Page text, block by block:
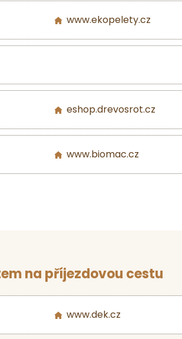
www.ekopelety.cz
eshop.drevosrot.cz
www.biomac.cz
na příjezdovou cestu
www.dek.cz